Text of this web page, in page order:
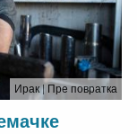
Ирак| Пре повратка